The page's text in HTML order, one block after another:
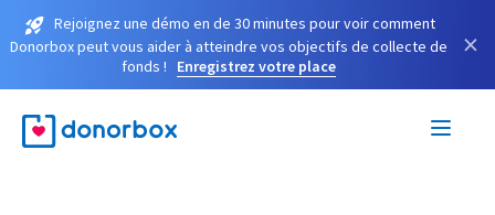
Rejoignez une démo en de 30 minutes pour voir comment
Donorbox peut vous aider à atteindre vos objectifs de collecte de
fonds !
Enregistrez votre place
×